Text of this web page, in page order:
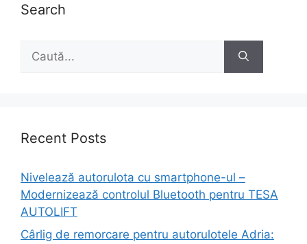
Search
după:
Recent Posts
Nivelează autorulota cu smartphone-ul –
Modernizează controlul Bluetooth pentru TESA
AUTOLIFT
Cârlig de remorcare pentru autorulotele Adria: